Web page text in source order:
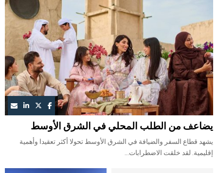
يضاعف من الطلب المحلي في الشرق الأوسط
يشهد قطاع السفر والضيافة في الشرق الأوسط تحولا أكثر تعقيدا وأهمية
إقليمية. لقد خلقت الاضطرابات...